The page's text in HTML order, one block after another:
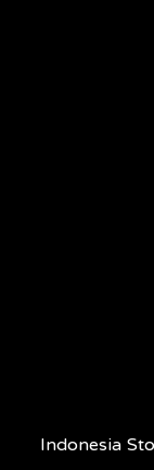
Indonesia